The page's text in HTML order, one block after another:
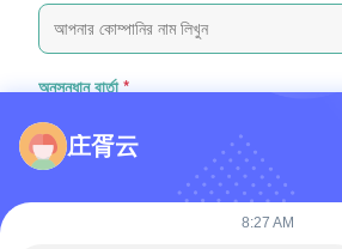
অনুসন্ধান বার্তা *
庄胥云
8:27 AM